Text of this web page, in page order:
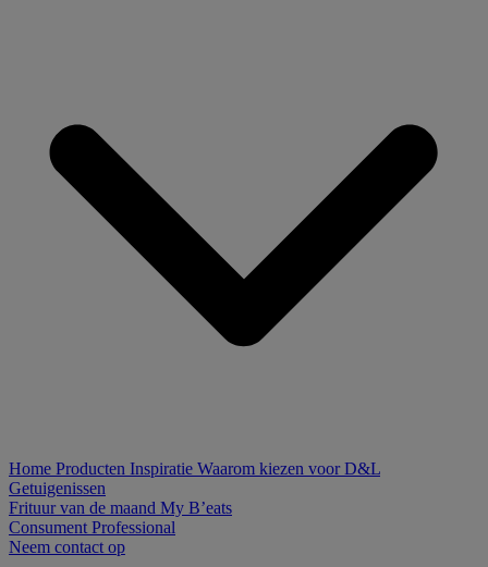
Home Producten Inspiratie Waarom kiezen voor D&L
Getuigenissen
Frituur van de maand My B’eats
Consument Professional
Neem contact op